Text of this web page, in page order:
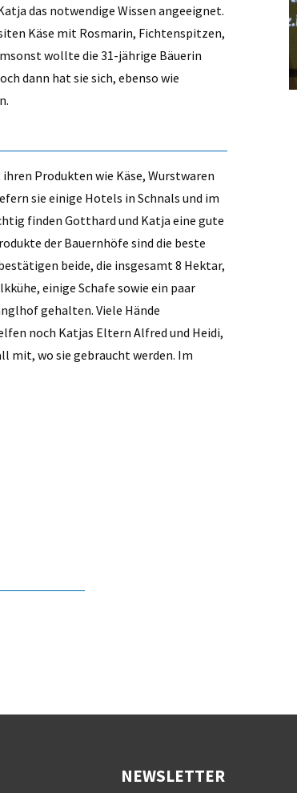
das notwendige Wissen angeeignet.
Käse mit Rosmarin, Fichtenspitzen,
wollte die 31-jährige Bäuerin
dann hat sie sich, ebenso wie
Produkten wie Käse, Wurstwaren
sie einige Hotels in Schnals und im
finden Gotthard und Katja eine gute
der Bauernhöfe sind die beste
beide, die insgesamt 8 Hektar,
einige Schafe sowie ein paar
gehalten. Viele Hände
noch Katjas Eltern Alfred und Heidi,
mit, wo sie gebraucht werden. Im
NEWSLETTER